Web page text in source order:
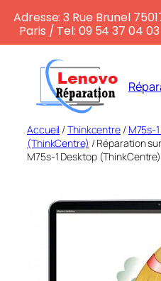
contenu
Accueil /Thinkcentre/ M75s-
(ThinkCentre) / Réparation
M75s-1 Desktop (ThinkCentre)
Adresse: 3 Rue Brunel
Paris / Tel: 09 54 37 04 03